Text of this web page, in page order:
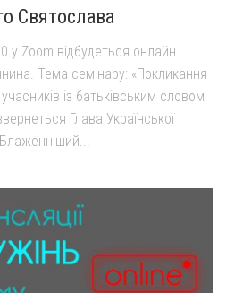
Святослава
у Zoom відбудеться онлайн
Тема семінару: «Покликання
із батьківським словом
Глава Української